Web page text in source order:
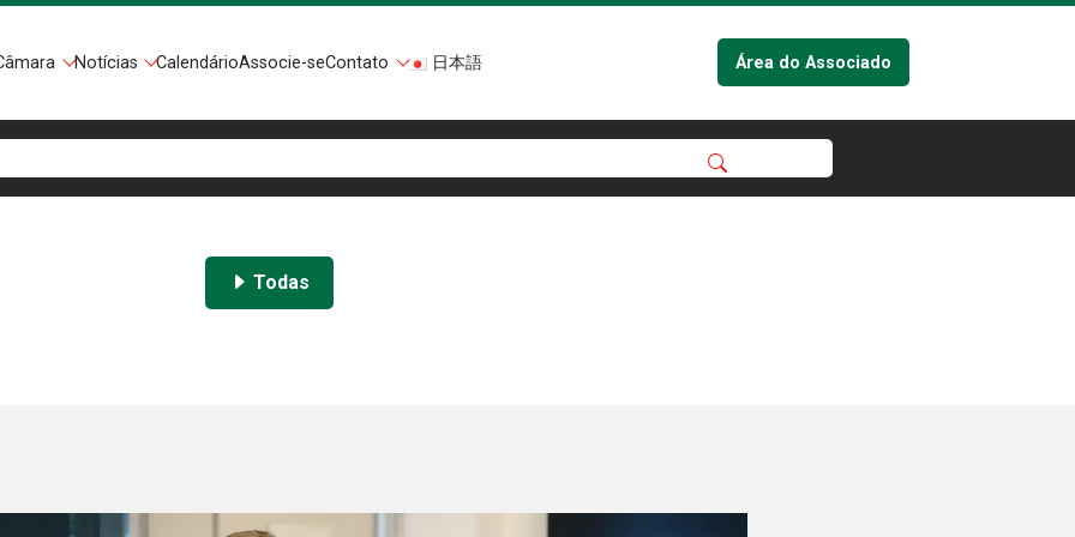
Notícias CalendárioAssocie-seContato 日本語 Área do Associado
Todas